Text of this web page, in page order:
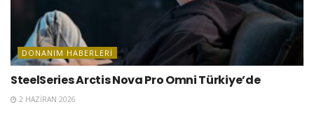
DONANIM HABERLERI
SteelSeries Arctis Nova Pro Omni Türkiye’de
2 HAZIRAN 2026